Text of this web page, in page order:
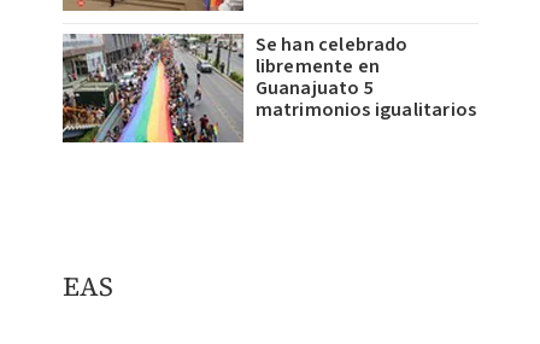
Se han celebrado
libremente en
Guanajuato 5
matrimonios igualitarios
EAS